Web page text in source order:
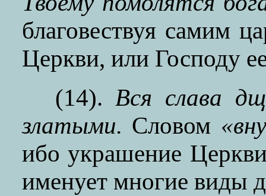
благовествуя самим
Церкви, или Господу
(14).Вся слава
златыми. Словом
ибо украшение
именует многие виды